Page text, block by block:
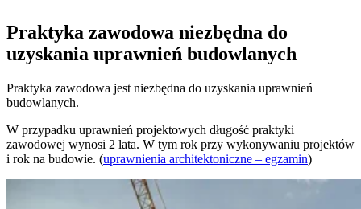
Praktyka zawodowa niezbędna do
uzyskania uprawnień budowlanych
Praktyka zawodowa jest niezbędna do uzyskania uprawnień
budowlanych.
W przypadku uprawnień projektowych długość praktyki
zawodowej wynosi 2 lata. W tym rok przy wykonywaniu projektów
i rok na budowie. (uprawnienia architektoniczne – egzamin)